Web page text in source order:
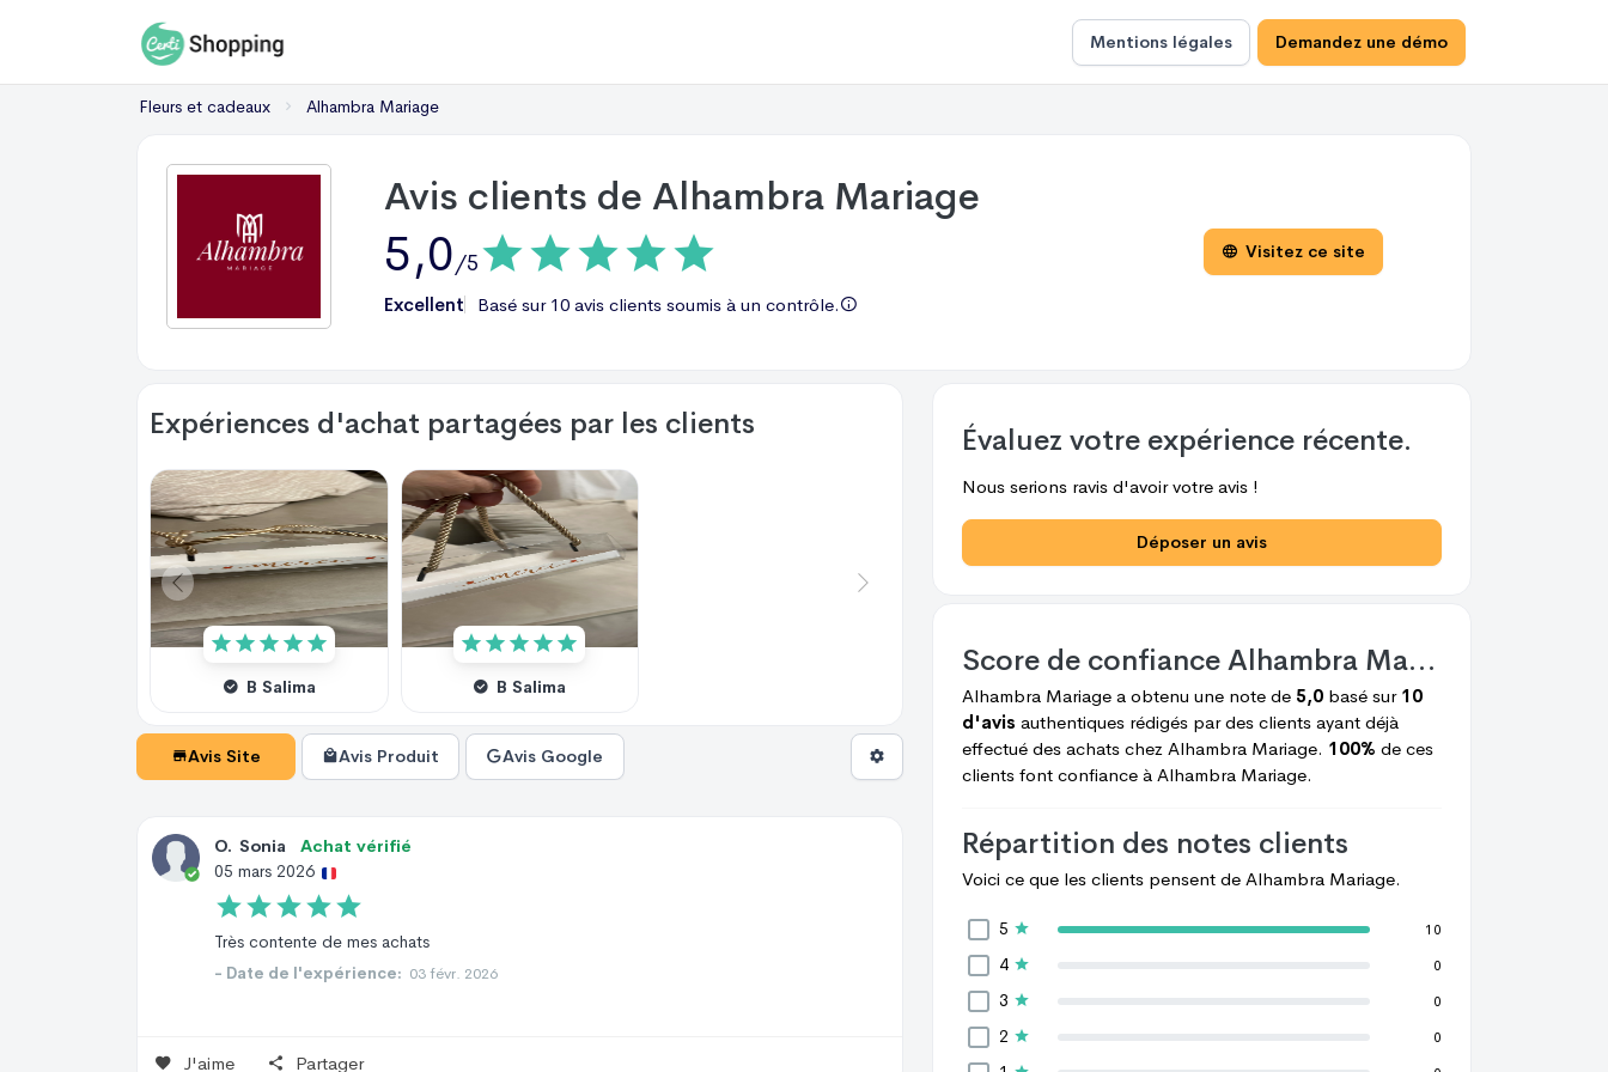
Mentions légales Demandez une démo
Fleurs et cadeaux Alhambra Mariage
Avis clients de Alhambra Mariage
5,0/5
Excellent Basé sur 10 avis clients soumis à un contrôle.
Visitez ce site
Expériences d'achat partagées par les clients
B Salima B Salima
Avis Site Avis Produit Avis Google
O. Sonia
Achat vérifié
05 mars 2026
Très contente de mes achats
- Date de l'expérience: 03 févr. 2026
J'aime Partager
Évaluez votre expérience récente.
Nous serions ravis d'avoir votre avis !
Déposer un avis
Score de confiance Alhambra Mariage
Alhambra Mariage a obtenu une note de 5,0 basé sur 10
d'avis authentiques rédigés par des clients ayant déjà
effectué des achats chez Alhambra Mariage. 100% de ces
clients font confiance à Alhambra Mariage.
Répartition des notes clients
Voici ce que les clients pensent de Alhambra Mariage.
5 10
4 0
3 0
2 0